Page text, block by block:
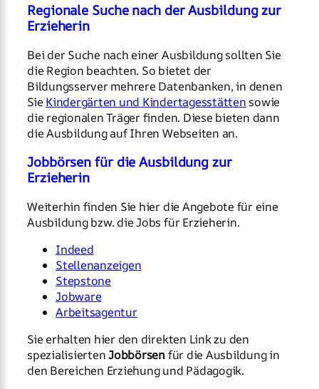
Regionale Suche nach der Ausbildung zur
Erzieherin
Bei der Suche nach einer Ausbildung sollten Sie
die Region beachten. So bietet der
Bildungsserver mehrere Datenbanken, in denen
Sie Kindergärten und Kindertagesstätten sowie
die regionalen Träger finden. Diese bieten dann
die Ausbildung auf Ihren Webseiten an.
Jobbörsen für die Ausbildung zur
Erzieherin
Weiterhin finden Sie hier die Angebote für eine
Ausbildung bzw. die Jobs für Erzieherin.
Indeed
Stellenanzeigen
Stepstone
Jobware
Arbeitsagentur
Sie erhalten hier den direkten Link zu den
spezialisiertenJobbörsenfür die Ausbildung in
den Bereichen Erziehung und Pädagogik.